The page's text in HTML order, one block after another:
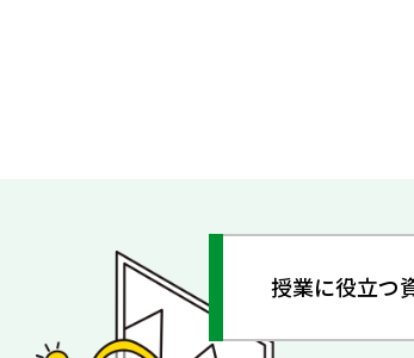
授業に役立つ